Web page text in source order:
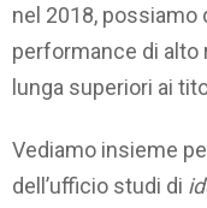
nel 2018, possiamo
performance di alto
lunga superiori ai
Vediamo insieme
dell’ufficio studi di